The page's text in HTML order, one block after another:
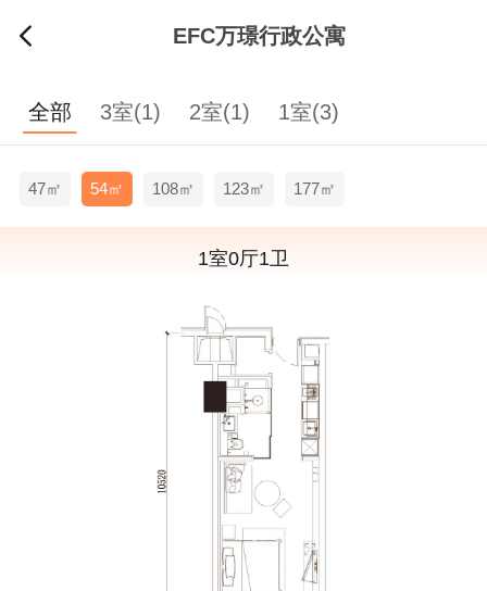
EFC万璟行政公寓
全部 3室(1) 2室(1) 1室(3)
47㎡ 54㎡ 108㎡ 123㎡ 177㎡
1室0厅1卫